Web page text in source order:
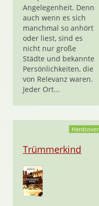
Angelegenheit. Denn
auch wenn es sich
manchmal so anhört
oder liest, sind es
nicht nur große
Städte und bekannte
Persönlichkeiten, die
von Relevanz waren.
Jeder Ort...
Hardcover
Trümmerkind